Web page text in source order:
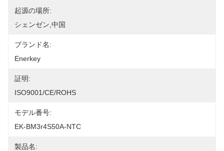
起源の場所:
シェンゼン,中国
ブランド名:
Enerkey
証明:
ISO9001/CE/ROHS
モデル番号:
EK-BM3r4S50A-NTC
製品名: